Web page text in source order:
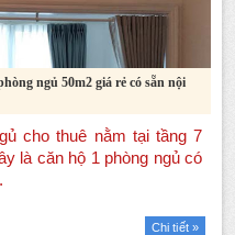
ngủ 50m2 giá rẻ có sẵn nội
Chi tiết »